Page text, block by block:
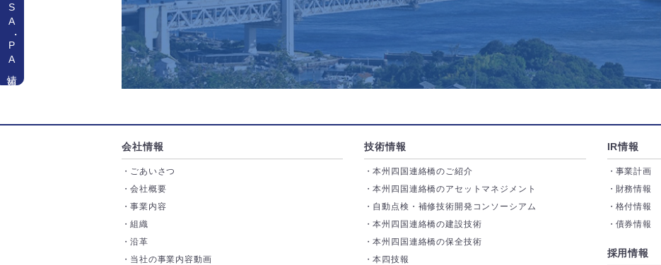
会社情報
ごあいさつ
会社概要
事業内容
組織
沿革
当社の事業内容動画
技術情報
本州四国連絡橋のご紹介
本州四国連絡橋のアセットマネジメント
自動点検・補修技術開発コンソーシアム
本州四国連絡橋の建設技術
本州四国連絡橋の保全技術
本四技報
IR情報
事業計画
財務情報
格付情報
債券情報
採用情報
SA
・
PA情報